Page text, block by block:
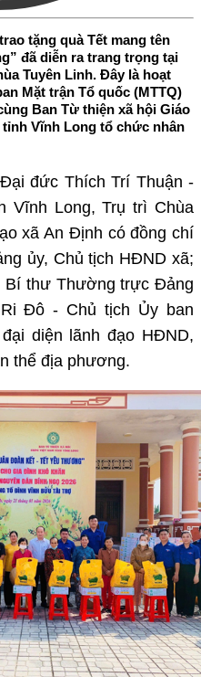
tặng quà Tết mang tên
đã diễn ra trang trọng tại
Tuyên Linh. Đây là hoạt
Mặt trận Tổ quốc (MTTQ)
Ban Từ thiện xã hội Giáo
tỉnh Vĩnh Long tổ chức nhân
đức Thích Trí Thuận -
Vĩnh Long, Trụ trì Chùa
xã An Định có đồng chí
ủy, Chủ tịch HĐND xã;
Bí thư Thường trực Đảng
Đô - Chủ tịch Ủy ban
diện lãnh đạo HĐND,
thể địa phương.